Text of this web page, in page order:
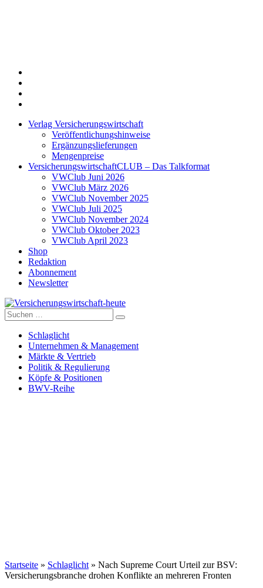
Verlag Versicherungswirtschaft
Veröffentlichungshinweise
Ergänzungslieferungen
Mengenpreise
VersicherungswirtschaftCLUB – Das Talkformat
VWClub Juni 2026
VWClub März 2026
VWClub November 2025
VWClub Juli 2025
VWClub November 2024
VWClub Oktober 2023
VWClub April 2023
Shop
Redaktion
Abonnement
Newsletter
Versicherungswirtschaft-heute
Suche
nach:
Schlaglicht
Unternehmen & Management
Märkte & Vertrieb
Politik & Regulierung
Köpfe & Positionen
BWV-Reihe
Startseite » Schlaglicht » Nach Supreme Court Urteil zur BSV:
Versicherungsbranche drohen Konflikte an mehreren Fronten